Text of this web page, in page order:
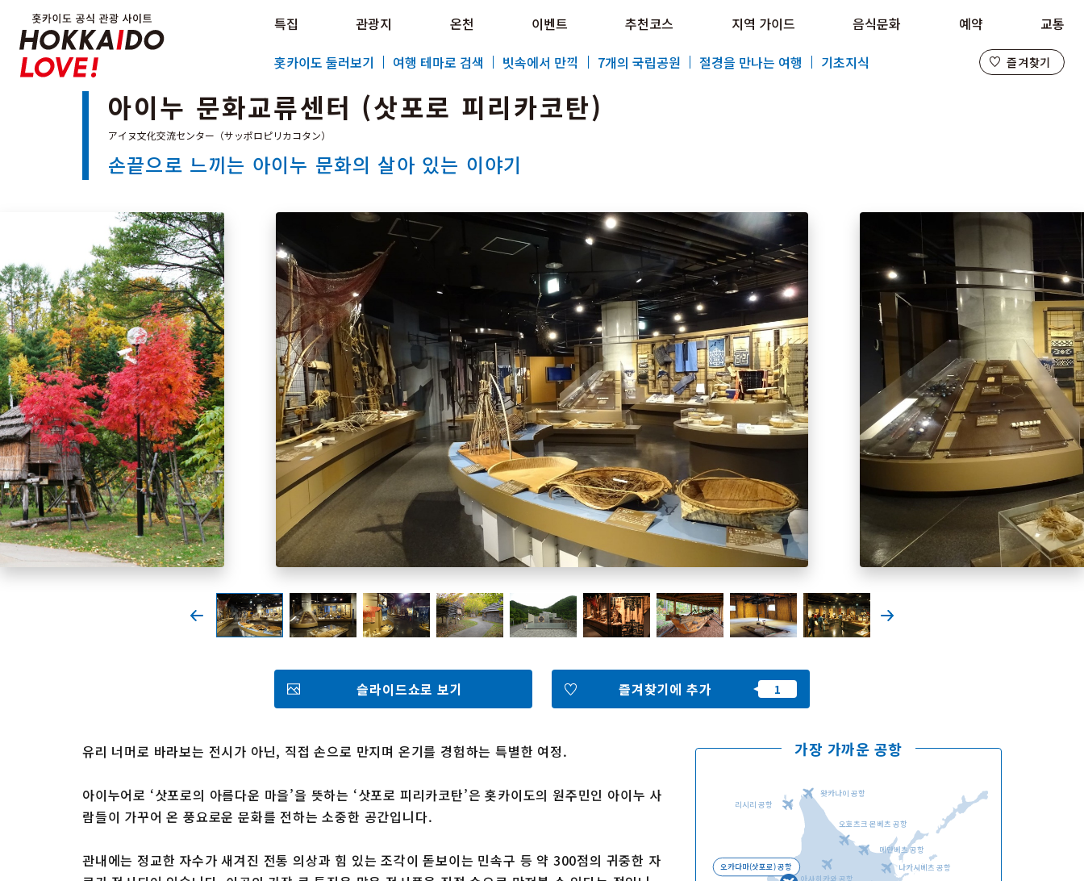
Hokkaido Official Tourism Site HOKKAIDO LOVE!
즐겨찾기
Hokkaido Official Tourism Site HOKKAIDO LOVE!
특집 관광지 온천 이벤트 추천코스 지역 가이드 음식문화 예약
교통
홋카이도 둘러보기
여행 테마로 검색 빗속에서 만끽 7개의 국립공원 절경을 만나는 여행 기초지식 즐겨찾기
추천코스
지역 가이드
음식문화
홋카이도 둘러보기
여행 테마로 검색
빗속에서 만끽
7개의 국립공원
절경을 만나는 여행
기초지식
즐겨찾기
Faceb
ook
Instag
ram
YouTu
be
포토갤러리
영상갤러리
언어선택
아이누 문화교류센터 (삿포로 피리카코탄)
손끝으로 느끼는 아이누 문화의 살아 있는 이야기
유리 너머로 바라보는 전시가 아닌, 직접 손으로 만지며 온기를 경험하는 특별한 여정.
아이누어로 ‘삿포로의 아름다운 마을’을 뜻하는 ‘삿포로 피리카코탄’은 홋카이도의 원주민인 아이누 사
람들이 가꾸어 온 풍요로운 문화를 전하는 소중한 공간입니다.
관내에는 정교한 자수가 새겨진 전통 의상과 힘 있는 조각이 돋보이는 민속구 등 약 300점의 귀중한 자
슬라이드쇼로 보기 즐겨찾기에 추가
가장 가까운 공항
오카다마(삿포로) 공항
왓카나이 공항
리시리 공항
오호츠크 몬베츠 공항
메만베츠 공항
나카시베츠 공항